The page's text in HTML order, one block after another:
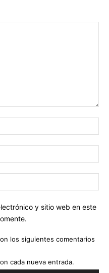
y sitio web en este
los siguientes comentarios
cada nueva entrada.